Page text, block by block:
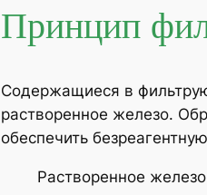
Принцип
Содержащиеся в
растворенное железо.
обеспечить
Растворенное